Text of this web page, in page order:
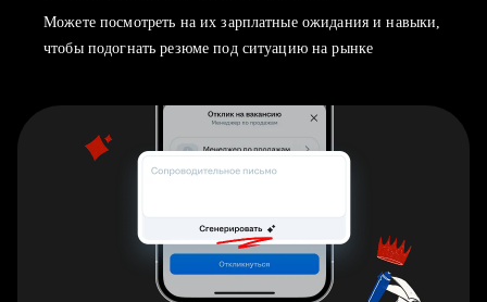
Можете посмотреть на их зарплатные ожидания и навыки,
чтобы подогнать резюме под ситуацию на рынке